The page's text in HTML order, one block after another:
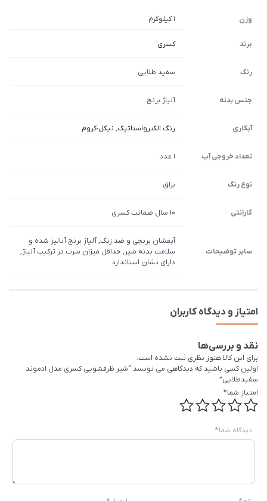
وزن 1 کیلوگرم
برند کسری
رنگ سفید طلایی
جنس بدنه آلیاژ برنج
آبکاری رنگ الکترواستاتیک, نیکل-کروم
تعداد خروجی آب 1 عدد
نوع رنگ براق
گارانتی 10 سال ضمانت کسری
سایر توضیحات
آبفشان برنجی و ضد زنگ, آلیاژ برنج آنالیز شده و
سلامت بدنه شیر, حداقل میزان سرب در ترکیب آلیاژ,
دارای نشان استاندارد
امتیاز و دیدگاه کاربران
نقد و بررسی‌ها
برای این کالا هنوز نظری ثبت نشده است.
اولین کسی باشید که دیدگاهی می نویسد “شیر ظرفشویی کسری مدل ادموند
سفیدطلایی”
امتیاز شما*
دیدگاه شما*